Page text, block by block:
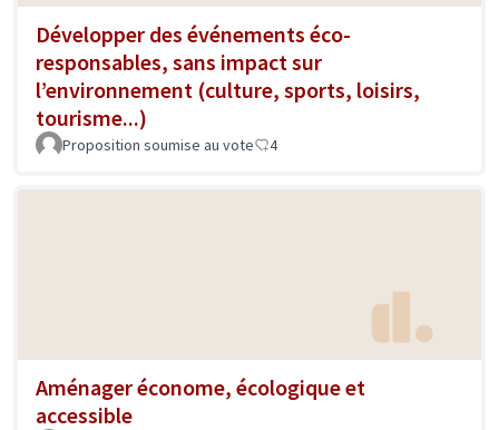
Développer des événements éco-
responsables, sans impact sur
l’environnement (culture, sports, loisirs,
tourisme...)
Proposition soumise au vote 4
Aménager économe, écologique et
accessible